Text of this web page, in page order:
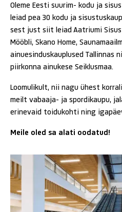
Oleme Eesti suurim- kodu ja
leiad pea 30 kodu ja
sest just siit leiad Aatriumi
Mööbli, Skano Home,
ainuesinduskauplused Tallinnas
piirkonna ainukese Seiklusmaa.
Loomulikult, nii nagu ühest
meilt vabaaja- ja spordikaupu,
erinevaid toidukohti ning
Meile oled sa alati oodatud!